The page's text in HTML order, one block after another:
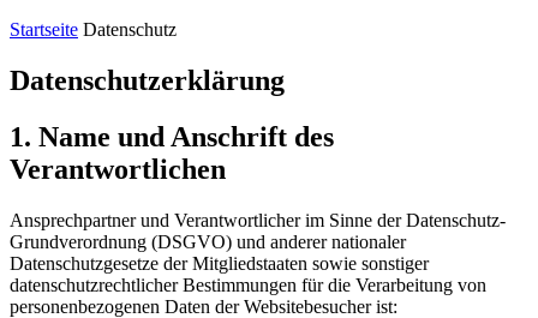
Startseite Datenschutz
Datenschutzerklärung
1. Name und Anschrift des
Verantwortlichen
Ansprechpartner und Verantwortlicher im Sinne der Datenschutz-
Grundverordnung (DSGVO) und anderer nationaler
Datenschutzgesetze der Mitgliedstaaten sowie sonstiger
datenschutzrechtlicher Bestimmungen für die Verarbeitung von
personenbezogenen Daten der Websitebesucher ist: